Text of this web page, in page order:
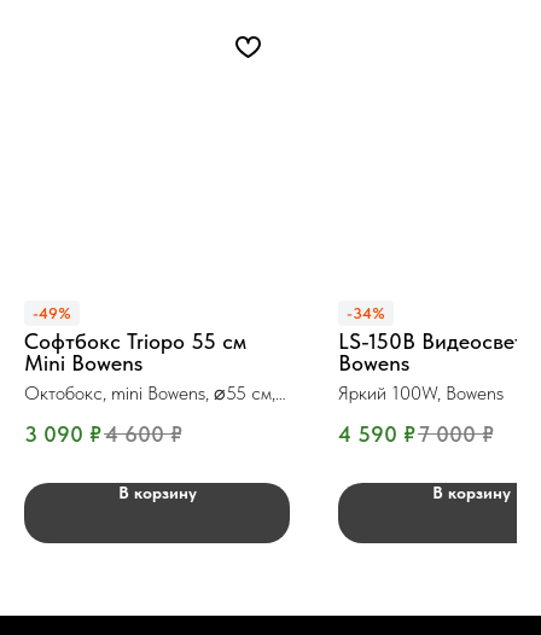
-49%
Софтбокс Triopo 55 см
Mini Bowens
Октобокс, mini Bowens, ⌀55 см, с
3 090 ₽4 600 ₽
В корзину
-34%
LS-150B Видеосвет
Bowens
Яркий 100W, Bowens
4 590 ₽7 000 ₽
В корзину